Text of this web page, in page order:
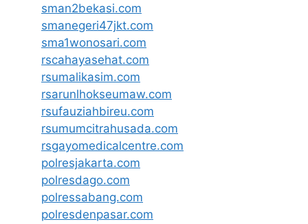
sman2bekasi.com
smanegeri47jkt.com
sma1wonosari.com
rscahayasehat.com
rsumalikasim.com
rsarunlhokseumaw.com
rsufauziahbireu.com
rsumumcitrahusada.com
rsgayomedicalcentre.com
polresjakarta.com
polresdago.com
polressabang.com
polresdenpasar.com